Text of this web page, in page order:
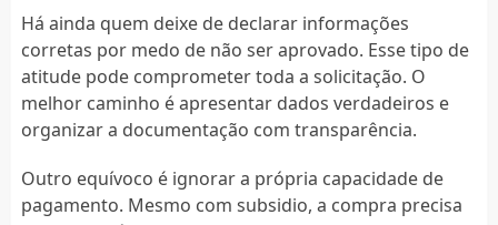
Há ainda quem deixe de declarar informações
corretas por medo de não ser aprovado. Esse tipo de
atitude pode comprometer toda a solicitação. O
melhor caminho é apresentar dados verdadeiros e
organizar a documentação com transparência.
Outro equívoco é ignorar a própria capacidade de
pagamento. Mesmo com subsidio, a compra precisa